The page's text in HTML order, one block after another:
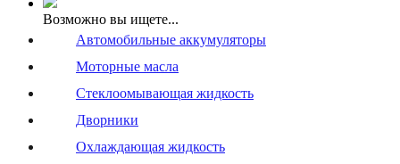
Возможно вы ищете...
Автомобильные аккумуляторы
Моторные масла
Стеклоомывающая жидкость
Дворники
Охлаждающая жидкость